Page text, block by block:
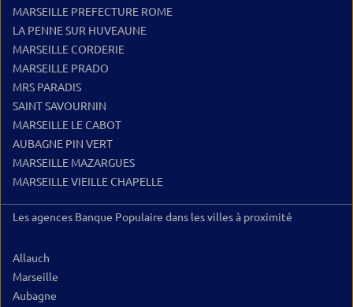
MARSEILLE PREFECTURE ROME
LA PENNE SUR HUVEAUNE
MARSEILLE CORDERIE
MARSEILLE PRADO
MRS PARADIS
SAINT SAVOURNIN
MARSEILLE LE CABOT
AUBAGNE PIN VERT
MARSEILLE MAZARGUES
MARSEILLE VIEILLE CHAPELLE
Les agences Banque Populaire dans les villes à proximité
Allauch
Marseille
Aubagne